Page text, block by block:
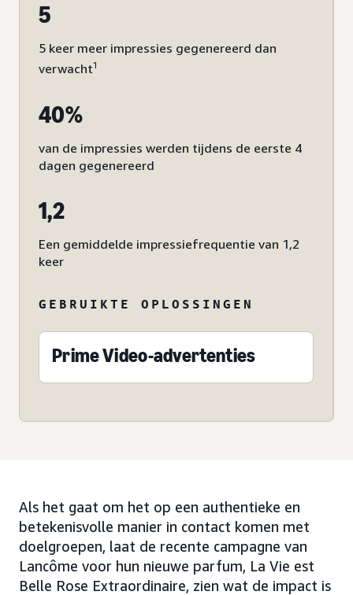
5
5 keer meer impressies gegenereerd dan
verwacht1
40%
van de impressies werden tijdens de eerste 4
dagen gegenereerd
1,2
Een gemiddelde impressiefrequentie van 1,2
keer
GEBRUIKTE OPLOSSINGEN
Prime Video-advertenties
Als het gaat om het op een authentieke en
betekenisvolle manier in contact komen met
doelgroepen, laat de recente campagne van
Lancôme voor hun nieuwe parfum, La Vie est
Belle Rose Extraordinaire, zien wat de impact is